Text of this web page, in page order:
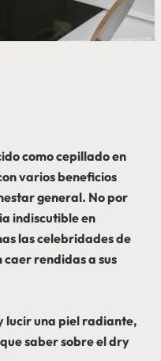
como cepillado en
varios beneficios
general. No por
indiscutible en
las celebridades de
caer rendidas a sus
lucir una piel radiante,
saber sobre el dry